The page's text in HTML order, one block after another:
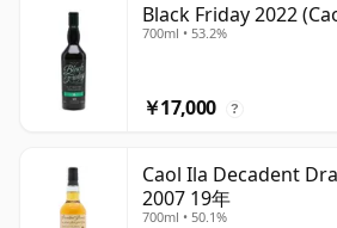
Black Friday 2022
700ml • 53.2%
￥17,000 ?
Caol Ila Decadent
2007 19年
700ml • 50.1%